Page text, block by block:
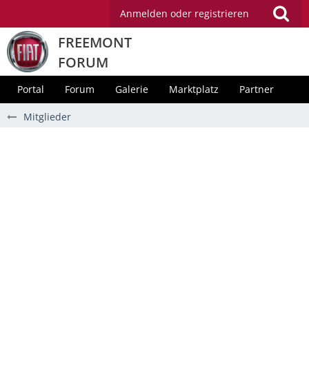
Anmelden oder registrieren
FREEMONT
FORUM
Portal Forum Galerie Marktplatz Partner
Mitglieder